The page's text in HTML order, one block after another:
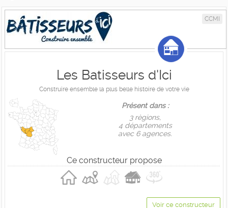
CCMI
Les Batisseurs d'Ici
Construire ensemble la plus belle histoire de votre vie
Présent dans :
3 règions,
4 départements
avec 6 agences.
Ce constructeur propose
Voir ce constructeur